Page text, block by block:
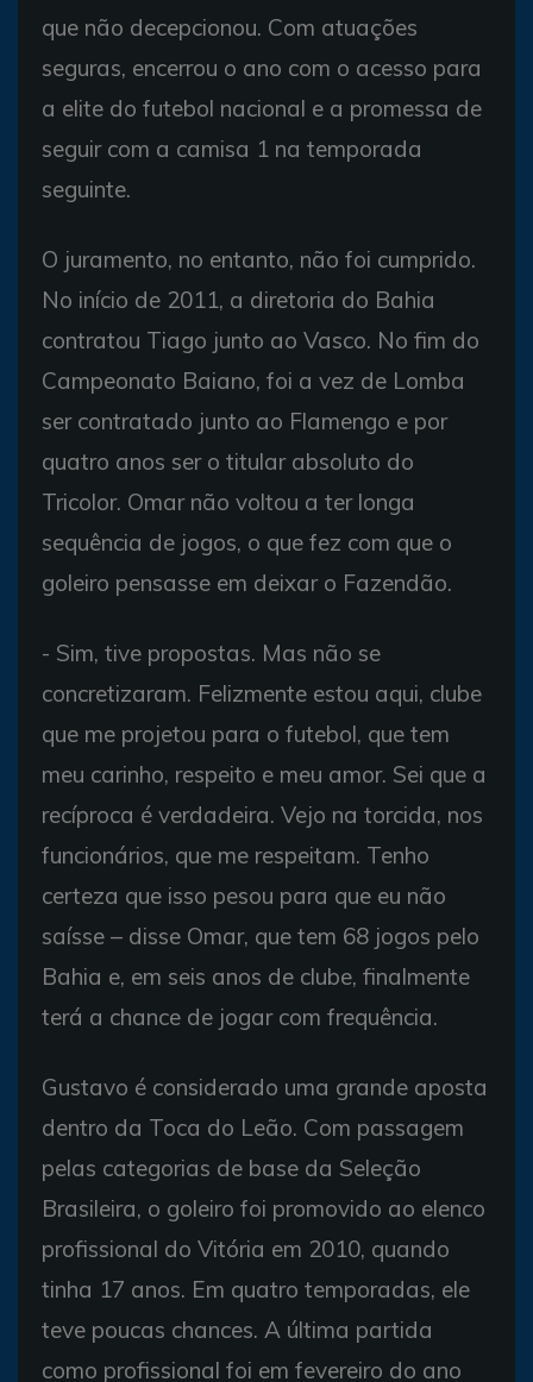
que não decepcionou. Com atuações
seguras, encerrou o ano com o acesso para
a elite do futebol nacional e a promessa de
seguir com a camisa 1 na temporada
seguinte.
O juramento, no entanto, não foi cumprido.
No início de 2011, a diretoria do Bahia
contratou Tiago junto ao Vasco. No fim do
Campeonato Baiano, foi a vez de Lomba
ser contratado junto ao Flamengo e por
quatro anos ser o titular absoluto do
Tricolor. Omar não voltou a ter longa
sequência de jogos, o que fez com que o
goleiro pensasse em deixar o Fazendão.
- Sim, tive propostas. Mas não se
concretizaram. Felizmente estou aqui, clube
que me projetou para o futebol, que tem
meu carinho, respeito e meu amor. Sei que a
recíproca é verdadeira. Vejo na torcida, nos
funcionários, que me respeitam. Tenho
certeza que isso pesou para que eu não
saísse – disse Omar, que tem 68 jogos pelo
Bahia e, em seis anos de clube, finalmente
terá a chance de jogar com frequência.
Gustavo é considerado uma grande aposta
dentro da Toca do Leão. Com passagem
pelas categorias de base da Seleção
Brasileira, o goleiro foi promovido ao elenco
profissional do Vitória em 2010, quando
tinha 17 anos. Em quatro temporadas, ele
teve poucas chances. A última partida
como profissional foi em fevereiro do ano